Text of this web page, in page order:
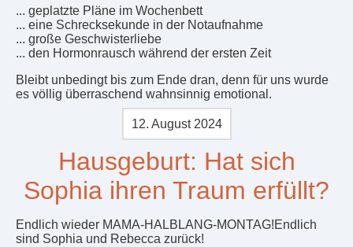
... geplatzte Pläne im Wochenbett
... eine Schrecksekunde in der Notaufnahme
... große Geschwisterliebe
... den Hormonrausch während der ersten Zeit
Bleibt unbedingt bis zum Ende dran, denn für uns wurde
es völlig überraschend wahnsinnig emotional.
12. August 2024
Hausgeburt: Hat sich
Sophia ihren Traum erfüllt?
Endlich wieder MAMA-HALBLANG-MONTAG!Endlich
sind Sophia und Rebecca zurück!